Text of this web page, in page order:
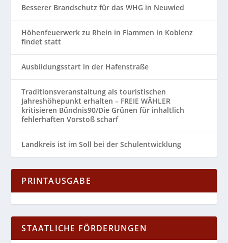
Besserer Brandschutz für das WHG in Neuwied
Höhenfeuerwerk zu Rhein in Flammen in Koblenz
findet statt
Ausbildungsstart in der Hafenstraße
Traditionsveranstaltung als touristischen
Jahreshöhepunkt erhalten – FREIE WÄHLER
kritisieren Bündnis90/Die Grünen für inhaltlich
fehlerhaften Vorstoß scharf
Landkreis ist im Soll bei der Schulentwicklung
PRINTAUSGABE
STAATLICHE FÖRDERUNGEN